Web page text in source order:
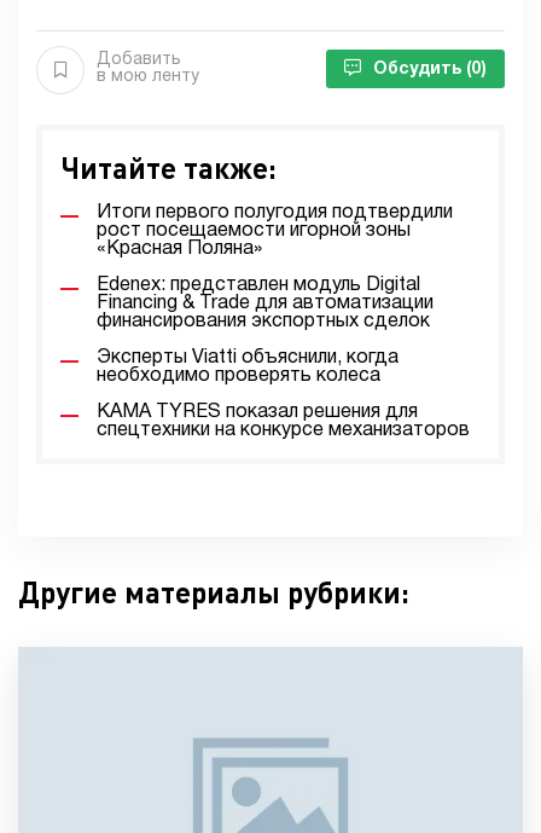
Добавить
в мою ленту
Обсудить (0)
Читайте также:
Итоги первого полугодия подтвердили
рост посещаемости игорной зоны
«Красная Поляна»
Edenex: представлен модуль Digital
Financing & Trade для автоматизации
финансирования экспортных сделок
Эксперты Viatti объяснили, когда
необходимо проверять колеса
KAMA TYRES показал решения для
спецтехники на конкурсе механизаторов
Другие материалы рубрики: